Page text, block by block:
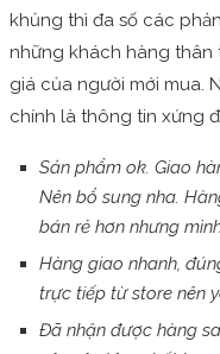
khủng thì đa số các
những khách hàng thân
giá của người mới mua.
chính là thông tin xứng
Sản phẩm ok. Giao
Nên bổ sung nha.
bán rẻ hơn nhưng
Hàng giao nhanh,
trực tiếp từ store nên
Đã nhận được hàng